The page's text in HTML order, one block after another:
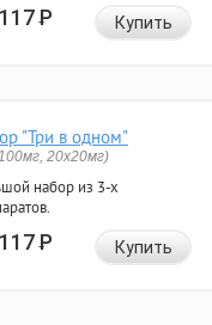
Р Купить
"Три в одном"
20x20мг)
набор из 3-х
Р Купить